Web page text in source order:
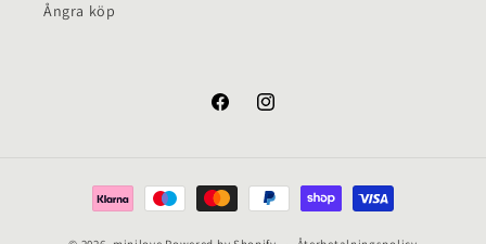
Ångra köp
FacebookInstagram
Betalningsmetoder